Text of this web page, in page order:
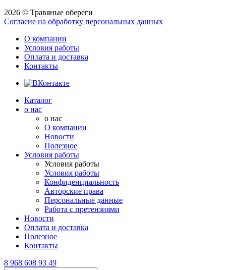
2026 © Травяные обереги
Согласие на обработку персональных данных
О компании
Условия работы
Оплата и доставка
Контакты
Каталог
о нас
о нас
О компании
Новости
Полезное
Условия работы
Условия работы
Условия работы
Конфиденциальность
Авторские права
Персональные данные
Работа с претензиями
Новости
Оплата и доставка
Полезное
Контакты
8 968 608 93 49